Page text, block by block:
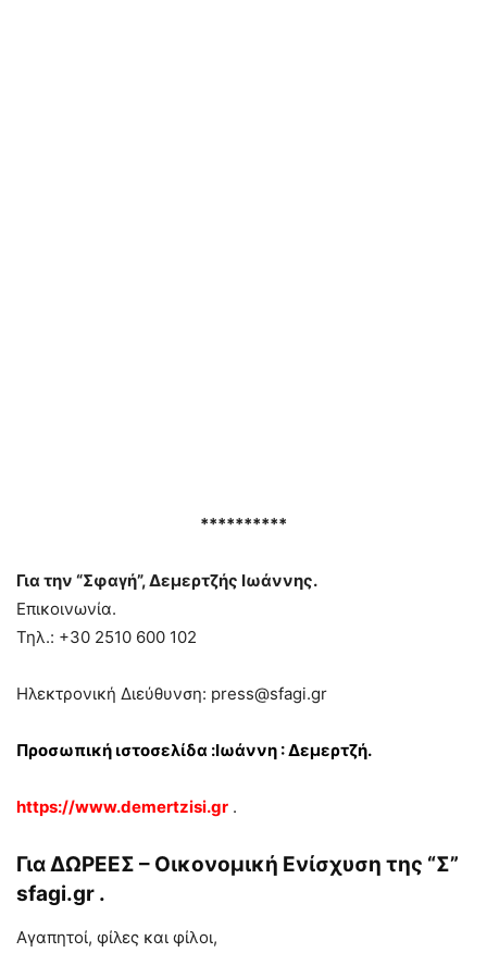
**********
Για την “Σφαγή”, Δεμερτζής Ιωάννης.
Επικοινωνία.
Τηλ.: +30 2510 600 102
Ηλεκτρονική Διεύθυνση: press@sfagi.gr
Προσωπική ιστοσελίδα :Ιωάννη : Δεμερτζή.
https://www.demertzisi.gr .
Για ΔΩΡΕΕΣ – Οικονομική Ενίσχυση της “Σ”
sfagi.gr .
Αγαπητοί, φίλες και φίλοι,